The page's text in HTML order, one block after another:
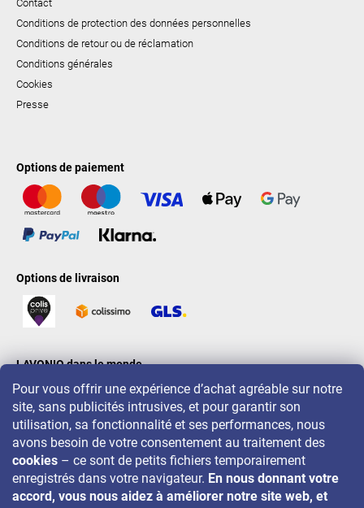
Pour vous offrir une expérience d’achat agréable sur notre
site, sans publicités intrusives, et pour garantir son
utilisation, sa fonctionnalité et ses performances, nous
avons besoin de votre consentement au traitement des
cookies – ce sont de petits fichiers temporairement
enregistrés dans votre navigateur. En nous donnant votre
accord, vous nous aidez à améliorer notre site web, et
Contact
Conditions de protection des données personnelles
Conditions de retour ou de réclamation
Conditions générales
Cookies
Presse
Options de paiement
Options de livraison
LAVONIO dans le monde
Pour des promotions, concours et réductions, suivez-nous sur: